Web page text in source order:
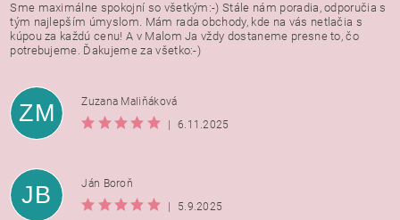
Sme maximálne spokojní so všetkým:-) Stále nám poradia, odporučia s
tým najlepším úmyslom. Mám rada obchody, kde na vás netlačia s
kúpou za každú cenu! A v Malom Ja vždy dostaneme presne to, čo
potrebujeme. Ďakujeme za všetko:-)
ZM
Zuzana Maliňáková
6.11.2025
JB
Ján Boroň
5.9.2025